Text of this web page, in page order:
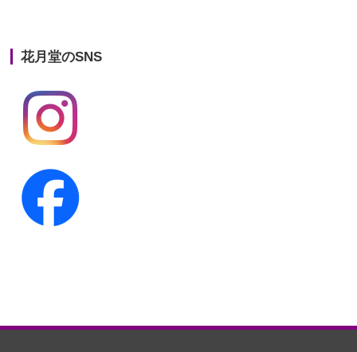
第20回人形供養祭
第19回人形供養祭
第18回人形供養祭
第16回人形供養祭
第15回人形供養祭
第12回人形供養祭平成22年3月9日
花月堂のSNS